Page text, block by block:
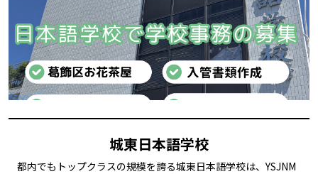
城東日本語学校
都内でもトップクラスの規模を誇る城東日本語学校は、YSJNM